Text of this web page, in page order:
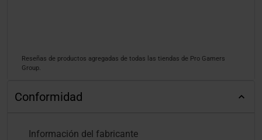
Reseñas de productos agregadas de todas las tiendas de Pro Gamers
Group.
Conformidad
Información del fabricante